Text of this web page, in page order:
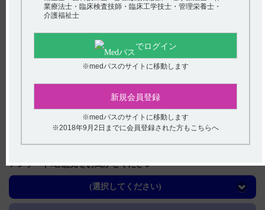
戻る
【ノイキノン】 簡易懸濁法に関する情報はありますか？
【ハラヴェン】 QT間隔延長の副作用について教えてくだ
【コスパノン】 効能又は効果について教えてください。
【ベサコリン】 効能又は効果について教えてくださ
【ケイツーＮ静注】 有効成分、規格の種類、添加物など
アンケート:ご意見をお聞かせください
(選択してください)
業療法士・臨床検査技師・臨床工学技士・管理栄養士・
介護福祉士
でログイン
※medパスのサイトに移動します
新規会員登録
※medパスのサイトに移動します
※2018年9月2日までに会員登録された方もこちらへ